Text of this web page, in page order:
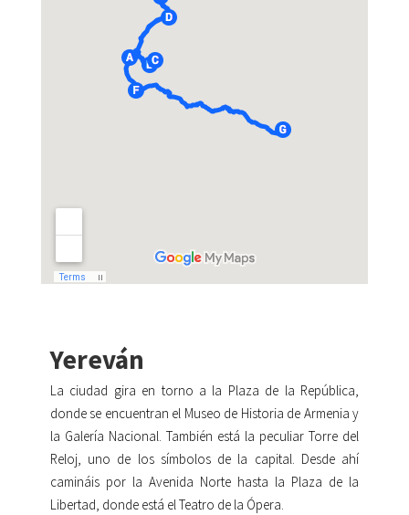
Yereván
La ciudad gira en torno a la Plaza de la República,
donde se encuentran el Museo de Historia de Armenia y
la Galería Nacional. También está la peculiar Torre del
Reloj, uno de los símbolos de la capital. Desde ahí
camináis por la Avenida Norte hasta la Plaza de la
Libertad, donde está el Teatro de la Ópera.